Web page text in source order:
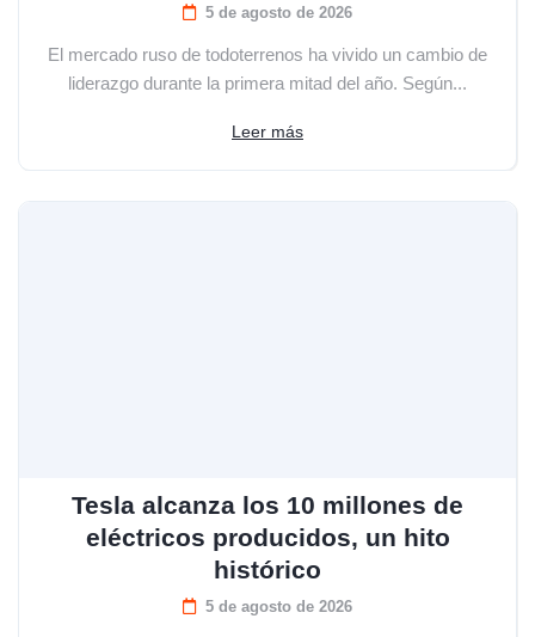
5 de agosto de 2026
El mercado ruso de todoterrenos ha vivido un cambio de
liderazgo durante la primera mitad del año. Según...
Leer más
Tesla alcanza los 10 millones de
eléctricos producidos, un hito
histórico
5 de agosto de 2026